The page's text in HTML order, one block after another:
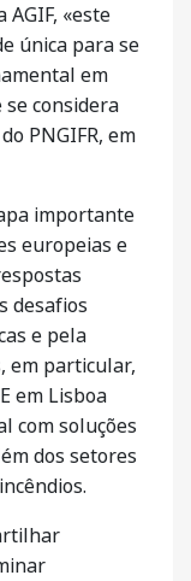
«este
única para se
em
considera
PNGIFR, em
importante
europeias e
desafios
e pela
em particular,
em Lisboa
com soluções
dos setores